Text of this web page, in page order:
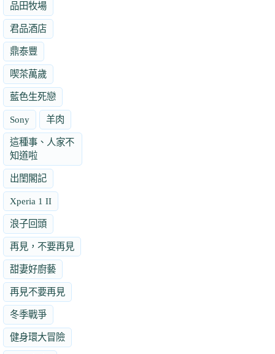
品田牧場
君品酒店
鼎泰豐
喫茶萬歲
藍色生死戀
Sony 羊肉
這種事、人家不
知道啦
出閨閣記
Xperia 1 II
浪子回頭
再見，不要再見
甜妻好廚藝
再見不要再見
冬季戰爭
健身環大冒險